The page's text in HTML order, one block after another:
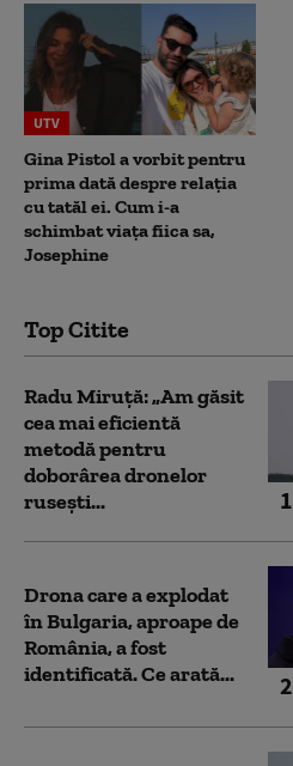
UTV
Gina Pistol a vorbit pentru
prima dată despre relația
cu tatăl ei. Cum i-a
schimbat viața fiica sa,
Josephine
Top Citite
1
Radu Miruță: „Am găsit
cea mai eficientă
metodă pentru
doborârea dronelor
rusești...
2
Drona care a explodat
în Bulgaria, aproape de
România, a fost
identificată. Ce arată...